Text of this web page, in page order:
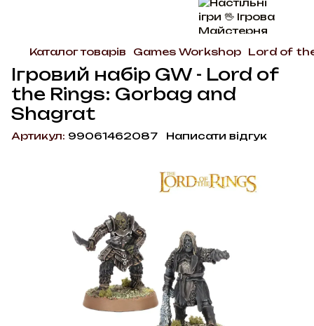
Каталог товарів Games Workshop Lord of
Ігровий набір GW - Lord of
the Rings: Gorbag and
Shagrat
Артикул: 99061462087 Написати відгук